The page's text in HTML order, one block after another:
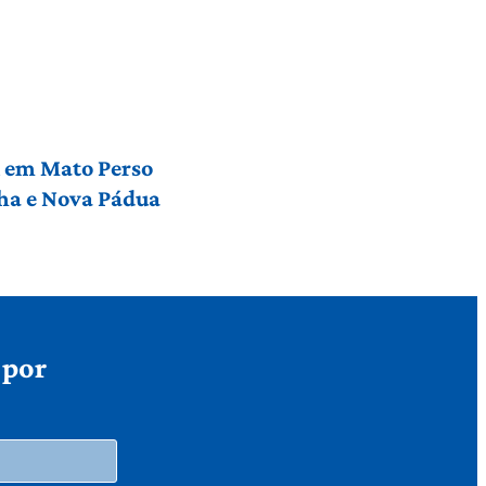
Mato Perso
e Nova Pádua